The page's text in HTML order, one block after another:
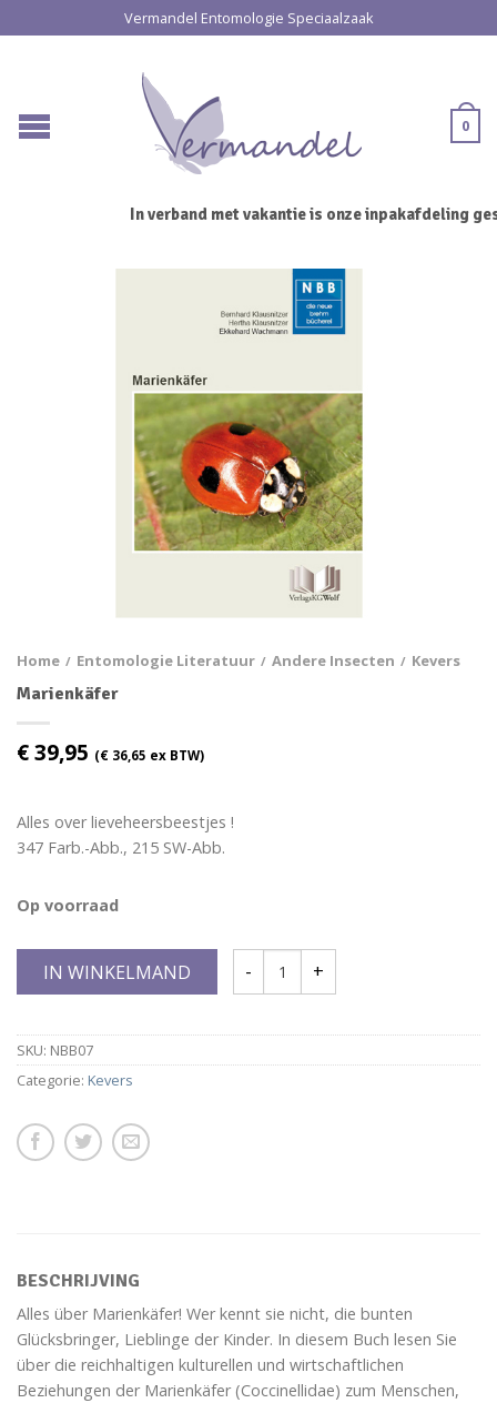
Vermandel Entomologie Speciaalzaak
0
In verband met vakantie is onze inpakafdeling
Home / Entomologie Literatuur / Andere Insecten / Kevers
Marienkäfer
€39,95 (€ 36,65 ex BTW)
Alles over lieveheersbeestjes !
347 Farb.-Abb., 215 SW-Abb.
Op voorraad
IN WINKELMAND
SKU: NBB07
Categorie: Kevers
BESCHRIJVING
Alles über Marienkäfer! Wer kennt sie nicht, die bunten
Glücksbringer, Lieblinge der Kinder. In diesem Buch lesen Sie
über die reichhaltigen kulturellen und wirtschaftlichen
Beziehungen der Marienkäfer (Coccinellidae) zum Menschen,